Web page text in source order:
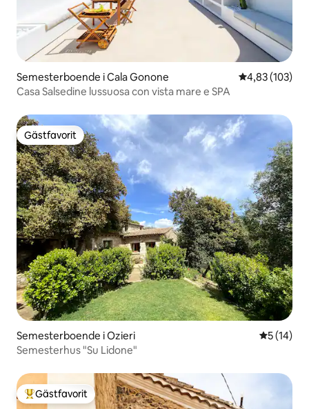
Semesterboende i Cala Gonone 4,83 av 5 i
4,83 (103)
Casa Salsedine lussuosa con vista mare e SPA
Gästfavorit
Gästfavorit
Semesterboende i Ozieri 5 av 5 i
5 (14)
Semesterhus "Su Lidone"
Populär gästfavorit
Gästfavorit